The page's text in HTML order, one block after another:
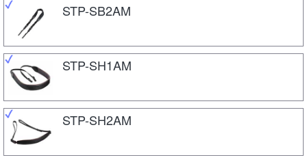
STP-SB2AM
STP-SH1AM
STP-SH2AM